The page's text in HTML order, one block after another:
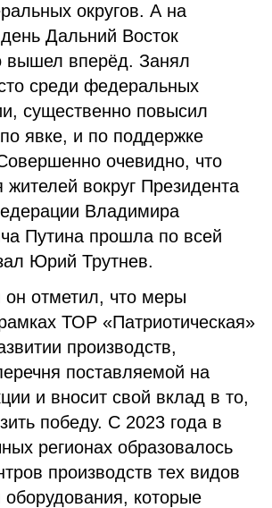
округов. А на
Дальний Восток
вышел вперёд. Занял
среди федеральных
существенно повысил
явке, и по поддержке
очевидно, что
жителей вокруг Президента
Владимира
Путина прошла по всей
Юрий Трутнев.
он отметил, что меры
ТОР «Патриотическая»
производств,
поставляемой на
и вносит свой вклад в то,
победу. С 2023 года в
регионах образовалось
производств тех видов
которые